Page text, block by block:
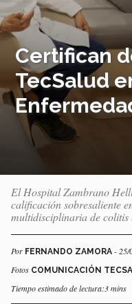
Certifican
TecSalud
El Hospital Zambrano
calificación sobresaliente
multidisciplinaria de colitis
Por FERNANDO ZAMORA - 25/
Fotos COMUNICACIÓN
Tiempo estimado de lectura:3 mins